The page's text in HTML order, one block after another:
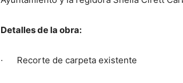
Detalles de la obra:
· Recorte de carpeta existente